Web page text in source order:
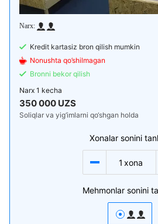
Kredit kartasiz bron qilish mumkin
Nonushta qo’shilmagan
Bronni bekor qilish
Narx 1 kecha
350 000 UZS
Soliqlar va yig‘imlarni qo‘shgan holda
Xonalar sonini
1 xona
Mehmonlar sonini